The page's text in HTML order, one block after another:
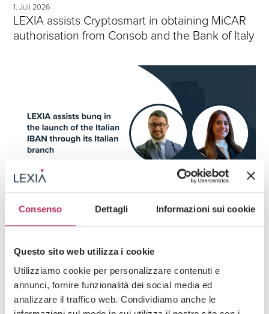
Consenso Dettagli Informazioni sui cookie
Questo sito web utilizza i cookie
Utilizziamo cookie per personalizzare contenuti e
annunci, fornire funzionalità dei social media ed
analizzare il traffico web. Condividiamo anche le
1. Juli 2026
LEXIA assists Cryptosmart in obtaining MiCAR
authorisation from Consob and the Bank of Italy
LEXIA assists bunq in the launch of the Italian
IBAN through its Italian branch